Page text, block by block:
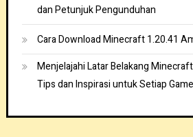
dan Petunjuk Pengunduhan
Cara Download Minecraft 1.20.41
Menjelajahi Latar Belakang
Tips dan Inspirasi untuk Setiap